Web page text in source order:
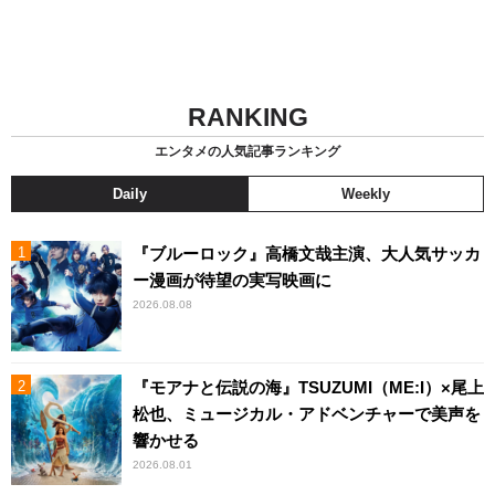
RANKING
エンタメの人気記事ランキング
Daily Weekly
『ブルーロック』高橋文哉主演、大人気サッカ
ー漫画が待望の実写映画に
2026.08.08
『モアナと伝説の海』TSUZUMI（ME:I）×尾上
松也、ミュージカル・アドベンチャーで美声を
響かせる
2026.08.01